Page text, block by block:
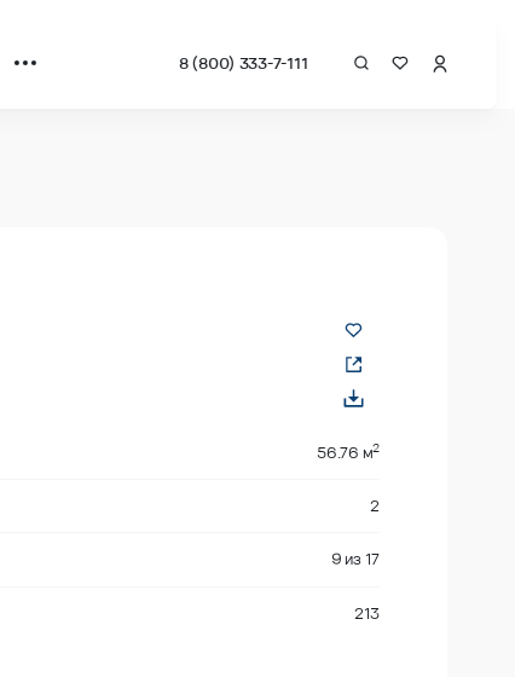
8 (800) 333-7-111
56.76 м2
2
9 из 17
213